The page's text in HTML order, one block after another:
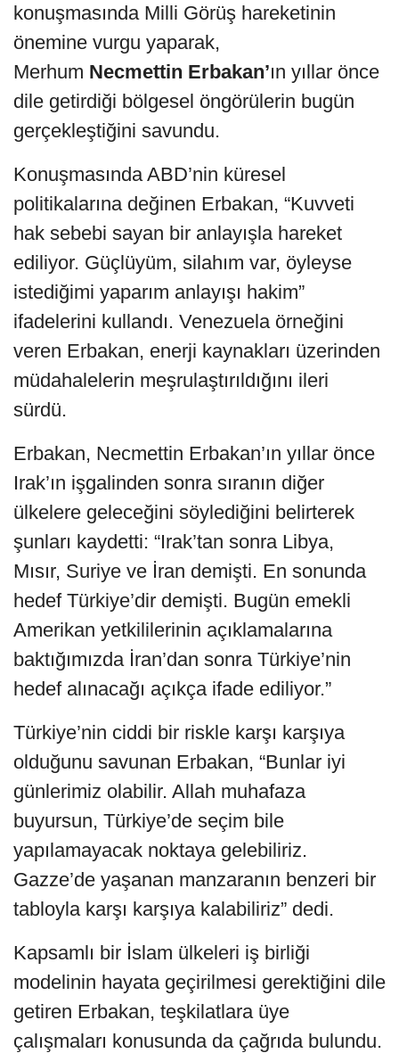
konuşmasında Milli Görüş hareketinin
önemine vurgu yaparak,
Merhum Necmettin Erbakan’ın yıllar önce
dile getirdiği bölgesel öngörülerin bugün
gerçekleştiğini savundu.
Konuşmasında ABD’nin küresel
politikalarına değinen Erbakan, “Kuvveti
hak sebebi sayan bir anlayışla hareket
ediliyor. Güçlüyüm, silahım var, öyleyse
istediğimi yaparım anlayışı hakim”
ifadelerini kullandı. Venezuela örneğini
veren Erbakan, enerji kaynakları üzerinden
müdahalelerin meşrulaştırıldığını ileri
sürdü.
Erbakan, Necmettin Erbakan’ın yıllar önce
Irak’ın işgalinden sonra sıranın diğer
ülkelere geleceğini söylediğini belirterek
şunları kaydetti: “Irak’tan sonra Libya,
Mısır, Suriye ve İran demişti. En sonunda
hedef Türkiye’dir demişti. Bugün emekli
Amerikan yetkililerinin açıklamalarına
baktığımızda İran’dan sonra Türkiye’nin
hedef alınacağı açıkça ifade ediliyor.”
Türkiye’nin ciddi bir riskle karşı karşıya
olduğunu savunan Erbakan, “Bunlar iyi
günlerimiz olabilir. Allah muhafaza
buyursun, Türkiye’de seçim bile
yapılamayacak noktaya gelebiliriz.
Gazze’de yaşanan manzaranın benzeri bir
tabloyla karşı karşıya kalabiliriz” dedi.
Kapsamlı bir İslam ülkeleri iş birliği
modelinin hayata geçirilmesi gerektiğini dile
getiren Erbakan, teşkilatlara üye
çalışmaları konusunda da çağrıda bulundu.